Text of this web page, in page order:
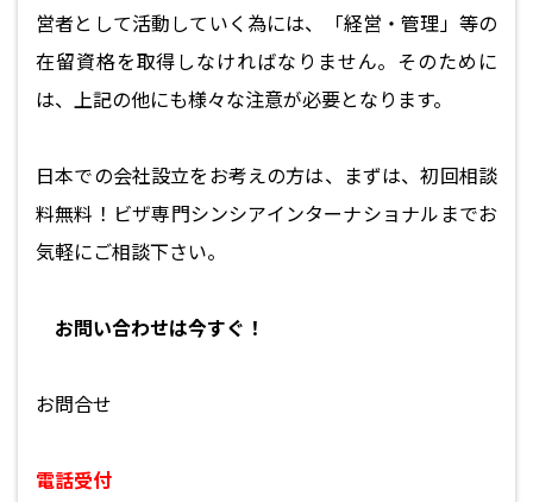
営者として活動していく為には、「経営・管理」等の
在留資格を取得しなければなりません。そのために
は、上記の他にも様々な注意が必要となります。
日本での会社設立をお考えの方は、まずは、初回相談
料無料！ビザ専門シンシアインターナショナルまでお
気軽にご相談下さい。
お問い合わせは今すぐ！
お問合せ
電話受付